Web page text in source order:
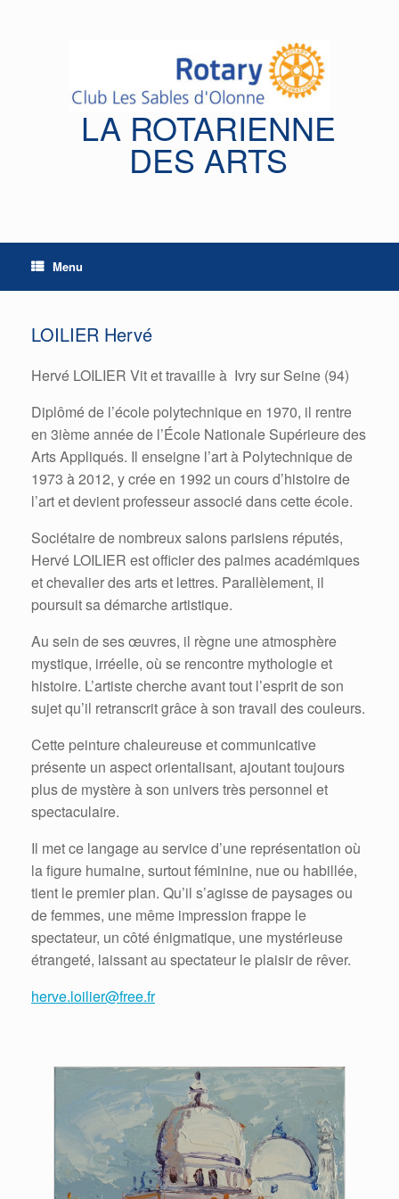
LA ROTARIENNE
DES ARTS
Menu
LOILIER Hervé
Hervé LOILIER Vit et travaille à Ivry sur Seine (94)
Diplômé de l’école polytechnique en 1970, il rentre
en 3ième année de l’École Nationale Supérieure des
Arts Appliqués. Il enseigne l’art à Polytechnique de
1973 à 2012, y crée en 1992 un cours d’histoire de
l’art et devient professeur associé dans cette école.
Sociétaire de nombreux salons parisiens réputés,
Hervé LOILIER est officier des palmes académiques
et chevalier des arts et lettres. Parallèlement, il
poursuit sa démarche artistique.
Au sein de ses œuvres, il règne une atmosphère
mystique, irréelle, où se rencontre mythologie et
histoire. L’artiste cherche avant tout l’esprit de son
sujet qu’il retranscrit grâce à son travail des couleurs.
Cette peinture chaleureuse et communicative
présente un aspect orientalisant, ajoutant toujours
plus de mystère à son univers très personnel et
spectaculaire.
Il met ce langage au service d’une représentation où
la figure humaine, surtout féminine, nue ou habillée,
tient le premier plan. Qu’il s’agisse de paysages ou
de femmes, une même impression frappe le
spectateur, un côté énigmatique, une mystérieuse
étrangeté, laissant au spectateur le plaisir de rêver.
herve.loilier@free.fr